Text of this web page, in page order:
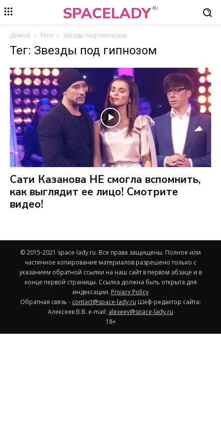
SPACELADY RU
Домой Теги Звезды под гипнозом
Тег: Звезды под гипнозом
Сати Казанова НЕ смогла вспомнить,
как выглядит ее лицо! Смотрите
видео!
© 2015-2021 space-lady.ru. Все права защищены. Полное или
частичное копирование материалов разрешено только с
указанием обратной ссылки на наш сайт в первом абзаце и в
конце первой страницы. Ссылка должна быть открыта для
индексации. Privacy Policy
Обратная связь - contact@space-lady.ru Шеф-редактор сайта:
Алексеев В.В. e-mail: alexeev@space-lady.ru
18+